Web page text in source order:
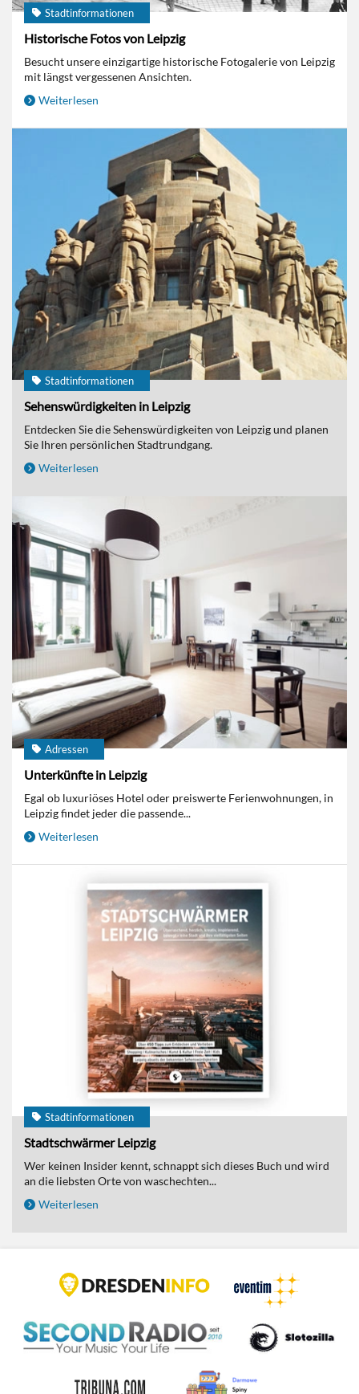
Stadtinformationen
Historische Fotos von Leipzig
Besucht unsere einzigartige historische Fotogalerie von Leipzig
mit längst vergessenen Ansichten.
Weiterlesen
Stadtinformationen
Sehenswürdigkeiten in Leipzig
Entdecken Sie die Sehenswürdigkeiten von Leipzig und planen
Sie Ihren persönlichen Stadtrundgang.
Weiterlesen
Adressen
Unterkünfte in Leipzig
Egal ob luxuriöses Hotel oder preiswerte Ferienwohnungen, in
Leipzig findet jeder die passende...
Weiterlesen
Stadtinformationen
Stadtschwärmer Leipzig
Wer keinen Insider kennt, schnappt sich dieses Buch und wird
an die liebsten Orte von waschechten...
Weiterlesen